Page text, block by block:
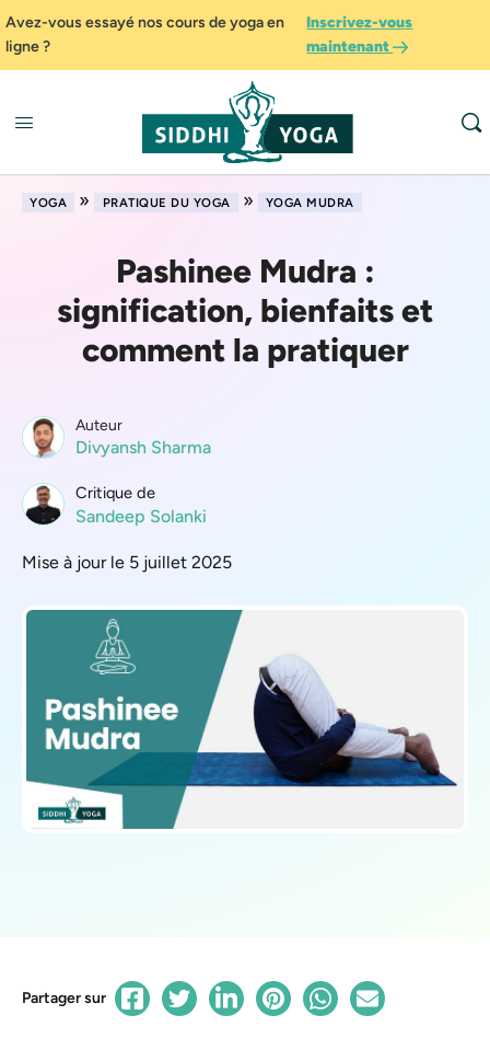
Avez-vous essayé nos cours de yoga en
ligne ?
Inscrivez-vous
maintenant
YOGA » PRATIQUE DU YOGA » YOGA MUDRA
Pashinee Mudra :
signification, bienfaits et
comment la pratiquer
Auteur
Divyansh Sharma
Critique de
Sandeep Solanki
Mise à jour le 5 juillet 2025
Partager sur